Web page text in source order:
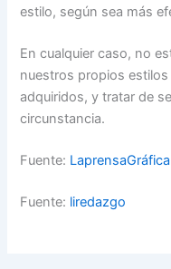
estilo, según sea más
En cualquier caso, no
nuestros propios estilos
adquiridos, y tratar de
circunstancia.
Fuente: LaprensaGráfica
Fuente: liredazgo